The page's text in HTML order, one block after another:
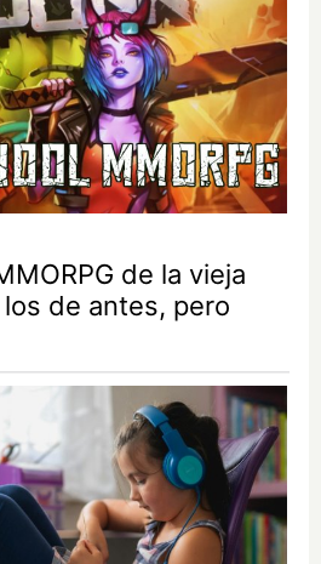
de la vieja
los de antes, pero